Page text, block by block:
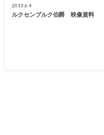
2013.6.4
ルクセンブルク伯爵 映像資料